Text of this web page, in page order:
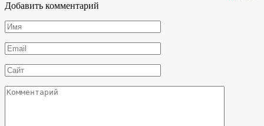
Добавить комментарий
Имя
*
Email
*
Сайт
Комментарий